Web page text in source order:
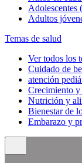
Adolescentes
Adultos
Temas de salud
Ver todos los
Cuidado de
atención
Crecimiento y
Nutrición y
Bienestar de
Embarazo y